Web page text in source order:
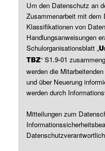
Um den Datenschutz an
Zusammenarbeit mit dem
Klassifikationen von
Handlungsanweisungen
Schulorganisationsblatt „
TBZ“ S1.9-01
werden die
und über Neuerung
werden durch
Mitteilungen zum